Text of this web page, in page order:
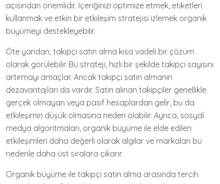
açısından önemlidir. İçeriğinizi optimize etmek, etiketleri
kullanmak ve etkin bir etkileşim stratejisi izlemek organik
büyümeyi destekleyebilir.
Öte yandan, takipçi satın alma kısa vadeli bir çözüm
olarak görülebilir. Bu strateji, hızlı bir şekilde takipçi sayısını
artırmayı amaçlar. Ancak takipçi satın almanın
dezavantajları da vardır. Satın alınan takipçiler genellikle
gerçek olmayan veya pasif hesaplardan gelir, bu da
etkileşimin düşük olmasına neden olabilir. Ayrıca, sosyal
medya algoritmaları, organik büyüme ile elde edilen
etkileşimleri daha değerli olarak algılar ve markaları bu
nedenle daha üst sıralara çıkarır.
Organik büyüme ile takipçi satın alma arasında tercih